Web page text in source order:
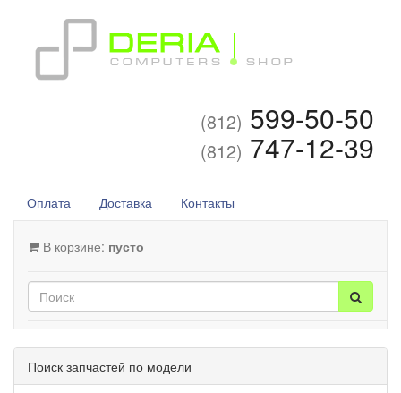
(812) 599-50-50
(812) 747-12-39
Оплата Доставка Контакты
В корзине: пусто
Поиск запчастей по модели